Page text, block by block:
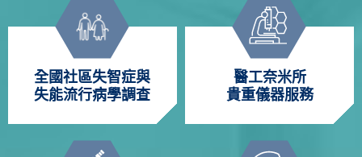
全國社區失智症與
失能流行病學調查
醫工奈米所
貴重儀器服務